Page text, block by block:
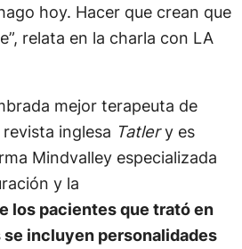
hoy. Hacer que crean que
relata en la charla con LA
mejor terapeuta de
inglesa Tatlery es
Mindvalley especializada
y la
los pacientes que trató en
incluyen personalidades